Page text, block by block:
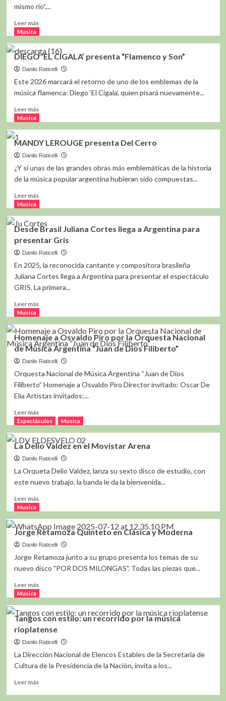
mismo rio”,...
Leer másLeer
MATÍAS
ROJAS
Presenta
EL
MISMO
Musica
DIEGO ‘EL CIGALA’ presenta “Flamenco y Son”
Danilo Raticelli
Este 2026 marcará el retorno de uno de los emblemas de la
música flamenca: Diego ‘El Cigala’, quien pisará nuevamente...
Leer másLeer
‘EL
CIGALA’
presenta
“Flamenco
Son”
Musica
MANDY LEROUGE presenta Del Cerro
Danilo Raticelli
¿Y si unas de las grandes obras más emblemáticas de la historia
de la música popular argentina hubieran sido compuestas...
Leer másLeer
MANDY
LEROUGE
presenta
Del
Cerro
Musica
Desde Brasil Juliana Cortes llega a Argentina para
presentar Gris
Danilo Raticelli
En 2025, la reconocida cantante y compositora brasileña
Juliana Cortes llega a Argentina para presentar el espectáculo
GRIS. La primera...
Leer másLeer
Desde
Brasil
Juliana
Cortes
llega
Argentina
para
Gris
Musica
Homenaje a Osvaldo Piro por la Orquesta Nacional
de Música Argentina “Juan de Dios Filiberto”
Danilo Raticelli
Orquesta Nacional de Música Argentina “Juan de Dios
Filiberto” Homenaje a Osvaldo Piro Director invitado: Oscar De
Elía Artistas invitados:...
Leer másLeer
más
Homenaje
a
Osvaldo
Piro
Orquesta
Música
Argentina
“Juan
de
Dios
Espectáculos Musica
La Delio Valdez en el Movistar Arena
Danilo Raticelli
La Orqueta Delio Valdez, lanza su sexto disco de estudio, con
este nuevo trabajo, la banda le da la bienvenida...
Leer másLeer
La
Delio
Valdez
en
el
Arena
Musica
Jorge Retamoza Quinteto en Clásica y Moderna
Danilo Raticelli
Jorge Retamoza junto a su grupo presenta los temas de su
nuevo disco "POR DOS MILONGAS". Todas las piezas que...
Leer másLeer
Jorge
Retamoza
Quinteto
en
Clásica
Moderna
Musica
Tangos con estilo: un recorrido por la música
rioplatense
Danilo Raticelli
La Dirección Nacional de Elencos Estables de la Secretaría de
Cultura de la Presidencia de la Nación, invita a los...
Leer másLeer